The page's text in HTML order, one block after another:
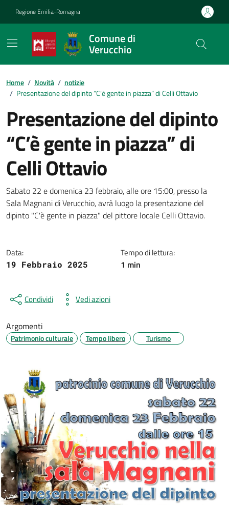
Regione Emilia-Romagna
Comune di
Verucchio
Contenuti in evidenza
Home / Novità / notizie
/ Presentazione del dipinto “C’è gente in piazza” di Celli Ottavio
Presentazione del dipinto
“C’è gente in piazza” di
Celli Ottavio
Dettagli della notizia
Sabato 22 e domenica 23 febbraio, alle ore 15:00, presso la
Sala Magnani di Verucchio, avrà luogo la presentazione del
dipinto "C'è gente in piazza" del pittore locale Celli Ottavio.
Data:
19 Febbraio 2025
Tempo di lettura:
1 min
Condividi Vedi azioni
Argomenti
Patrimonio culturale Tempo libero Turismo